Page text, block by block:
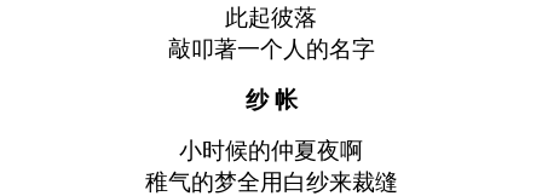
此起彼落
敲叩著一个人的名字
纱 帐
小时候的仲夏夜啊
稚气的梦全用白纱来裁缝